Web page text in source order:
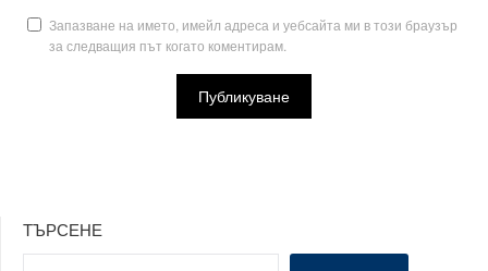
Запазване на името, имейл адреса и уебсайта ми в този браузър
за следващия път когато коментирам.
ТЪРСЕНЕ